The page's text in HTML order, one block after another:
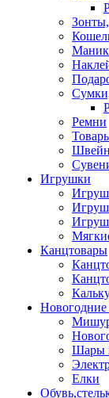
Ремни
Игрушки
Канцтовары
Новогодние
Шары
Елки